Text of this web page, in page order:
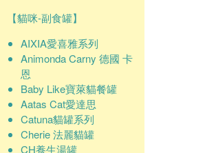
【貓咪-副食罐】
AIXIA愛喜雅系列
Animonda Carny 德國 卡
恩
Baby Like寶萊貓餐罐
Aatas Cat愛達思
Catuna貓罐系列
Cherie 法麗貓罐
CH養生湯罐